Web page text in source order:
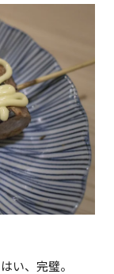
い、完璧。